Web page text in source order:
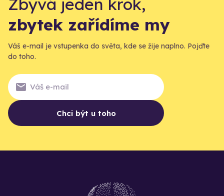
Zbývá jeden krok,
zbytek zařídíme my
Váš e-mail je vstupenka do světa, kde se žije naplno. Pojďte
do toho.
Chci být u toho